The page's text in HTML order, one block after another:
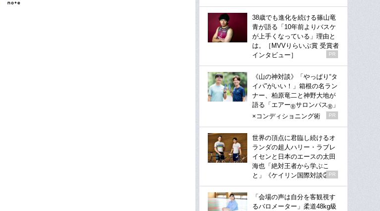
38歳でも進化を続ける篠山竜
青が語る「10年前よりバスケ
が上手くなっている」理由と
は。［MVVりらいぶ賞 受賞者
インタビュー］
PR
《山の神対談》「やっぱり“タ
イパ”がいい！」箱根の名ラン
ナー、柏原竜二と神野大地が
語る「エアー®サロンパス® 」
×コンディショニング術
PR
世界の頂点に君臨し続けるオ
ランダの超人ハリー・ラブレ
イセンと日本のエースの太田
海也「絶対王者から学ぶこ
と」《ケイリン国際対談②》
PR
「会場の声は自分を客観視す
るバロメーター」柔道48kg級